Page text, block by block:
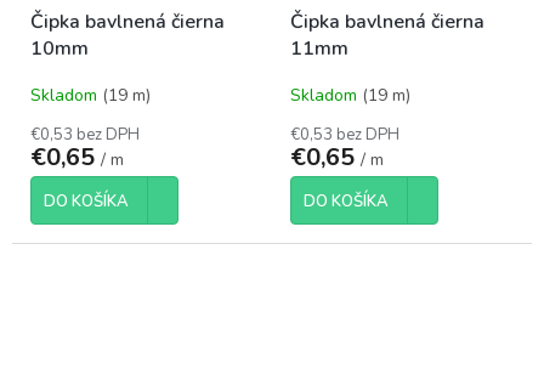
Čipka bavlnená čierna
10mm
Skladom (19 m)
€0,53 bez DPH
€0,65 / m
DO KOŠÍKA
Čipka bavlnená čierna
11mm
Skladom (19 m)
€0,53 bez DPH
€0,65 / m
DO KOŠÍKA